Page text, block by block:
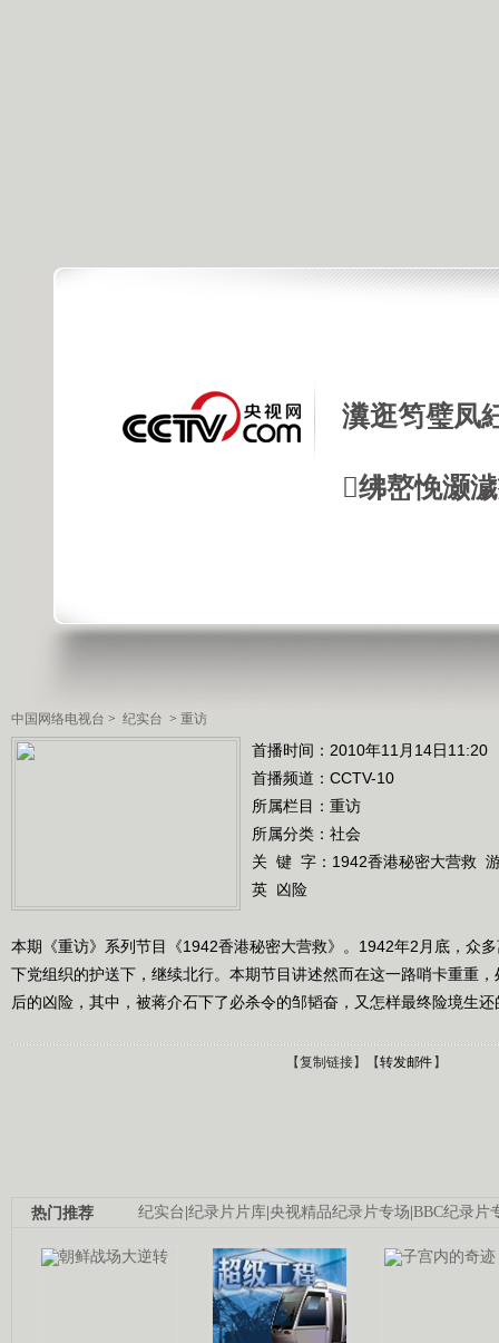
瀵逛笉璧凤
绋嶅悗灏
中国网络电视台 > 纪实台 > 重访
首播时间：2010年11月14日11:20
首播频道： CCTV-10
所属栏目： 重访
所属分类：社会
关 键 字： 1942香港秘密大营救
英 凶险
本期《重访》系列节目《1942香港秘密大营救》。1942年2月底，众
下党组织的护送下，继续北行。本期节目讲述然而在这一路哨卡重重
后的凶险，其中，被蒋介石下了必杀令的邹韬奋，又怎样最终险境生还
【复制链接】【转发邮件 】
纪实台 纪录片片库 央视精品纪录片专场 BBC纪录片
热门推荐